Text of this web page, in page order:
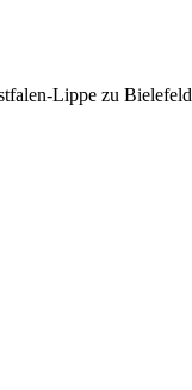
Lippe zu Bielefeld